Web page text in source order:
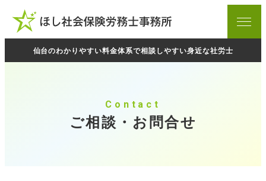
仙台のわかりやすい料金体系で相談しやすい身近な社労士
ホーム
お知らせ
当事務所について
menu
Contact
ご相談・お問合せ